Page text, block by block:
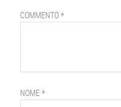
COMMENTO*
NOME*